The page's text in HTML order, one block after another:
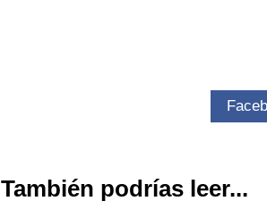
También podrías leer...